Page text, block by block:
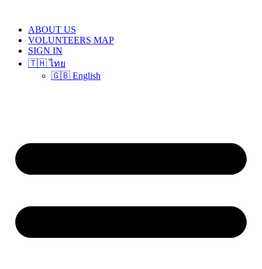
contentABOUT US
VOLUNTEERS MAP
SIGN IN
🇹🇭 ไทย
🇬🇧 English